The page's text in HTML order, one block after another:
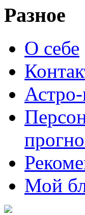
Разное
О себе
Мой